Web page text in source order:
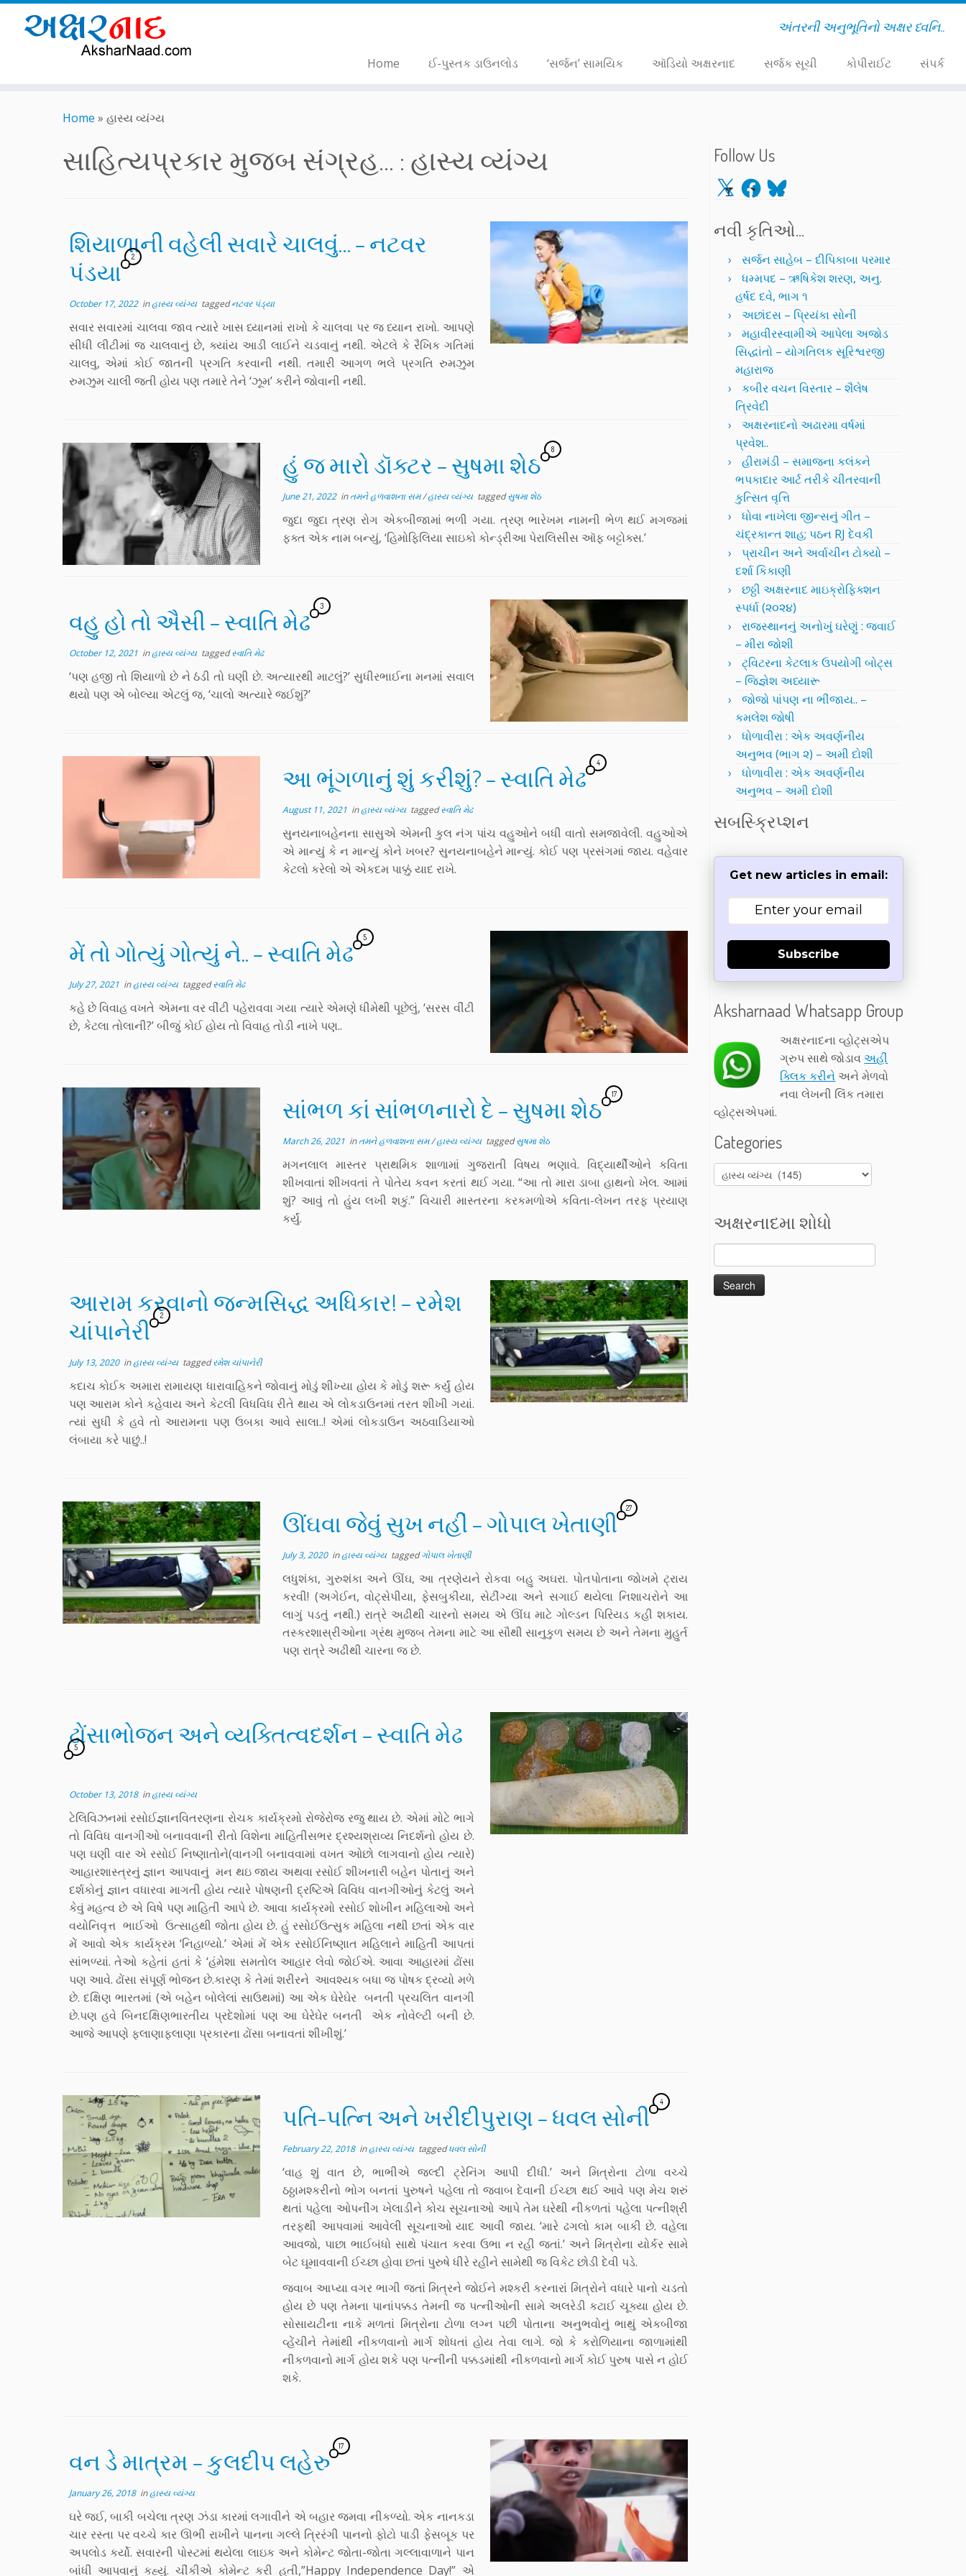
અંતરની અનુભૂતિનો અક્ષર ધ્વનિ..
Home ઈ-પુસ્તક ડાઉનલોડ ‘સર્જન’ સામયિક ઑડિયો અક્ષરનાદ સર્જક સૂચી કોપીરાઈટ સંપર્ક
Home » હાસ્ય વ્યંગ્ય
સાહિત્યપ્રકાર મુજબ સંગ્રહ... : હાસ્ય વ્યંગ્ય
શિયાળાની વહેલી સવારે ચાલવું… – નટવર
પંડયા
2
October 17, 2022inહાસ્ય વ્યંગ્ય taggedનટવર પંડ્યા
સવાર સવારમાં ચાલવા જાવ ત્યારે ખાસ ધ્યાનમાં રાખો કે ચાલવા પર જ ધ્યાન રાખો. આપણે
સીધી લીટીમાં જ ચાલવાનું છે, ક્યાંય આડી લાઈને ચડવાનું નથી. એટલે કે રૈખિક ગતિમાં
ચાલવુ, એમાં કોઈ જાતની પ્રગતિ કરવાની નથી. તમારી આગળ ભલે પ્રગતિ રુમઝુમ
રુમઝુમ ચાલી જતી હોય પણ તમારે તેને ‘ઝૂમ’ કરીને જોવાની નથી.
હું જ મારો ડૉક્ટર – સુષમા શેઠ
8
June 21, 2022inતમને હળવાશના સમ/હાસ્ય વ્યંગ્ય taggedસુષમા શેઠ
જુદા જુદા ત્રણ રોગ એકબીજામાં ભળી ગયા. ત્રણ ભારેખમ નામની ભેળ થઈ મગજમાં
ફક્ત એક નામ બન્યું, ‘હિમોફિલિયા સાઇકો કોન્ડ્રીઆ પેરાલિસીસ ઑફ બટ્ટોક્સ.’
વહુ હો તો ઐસી – સ્વાતિ મેઢ
3
October 12, 2021inહાસ્ય વ્યંગ્ય taggedસ્વાતિ મેઢ
‘પણ હજી તો શિયાળો છે ને ઠંડી તો ઘણી છે. અત્યારથી માટલું?’ સુધીરભાઈના મનમાં સવાલ
થયો પણ એ બોલ્યા એટલું જ, ‘ચાલો અત્યારે જઈશું?’
આ ભૂંગળાનું શું કરીશું? – સ્વાતિ મેઢ
4
August 11, 2021 inહાસ્ય વ્યંગ્ય taggedસ્વાતિ મેઢ
સુનયનાબહેનના સાસુએ એમની કુલ નંગ પાંચ વહુઓને બધી વાતો સમજાવેલી. વહુઓએ
એ માન્યું કે ન માન્યું કોને ખબર? સુનયનાબહેને માન્યું. કોઈ પણ પ્રસંગમાં જાય. વહેવાર
કેટલો કરેલો એ એકદમ પાક્કું યાદ રાખે.
મેં તો ગોત્યું ગોત્યું ને.. – સ્વાતિ મેઢ
5
July 27, 2021inહાસ્ય વ્યંગ્ય taggedસ્વાતિ મેઢ
કહે છે વિવાહ વખતે એમના વર વીંટી પહેરાવવા ગયા ત્યારે એમણે ધીમેથી પૂછેલું, ‘સરસ વીંટી
છે, કેટલા તોલાની?’ બીજું કોઈ હોય તો વિવાહ તોડી નાખે પણ..
સાંભળ કાં સાંભળનારો દે – સુષમા શેઠ
17
March 26, 2021 inતમને હળવાશના સમ/હાસ્ય વ્યંગ્ય taggedસુષમા શેઠ
મગનલાલ માસ્તર પ્રાથમિક શાળામાં ગુજરાતી વિષય ભણાવે. વિદ્યાર્થીઓને કવિતા
શીખવાતાં શીખવતાં તે પોતેય કવન કરતાં થઈ ગયા. “આ તો મારા ડાબા હાથનો ખેલ. આમાં
શું? આવું તો હુંય લખી શકું.” વિચારી માસ્તરના કરકમળોએ કવિતા-લેખન તરફ પ્રયાણ
કર્યું.
આરામ કરવાનો જન્મસિદ્ધ અધિકાર! – રમેશ
ચાંપાનેરી
2
July 13, 2020inહાસ્ય વ્યંગ્ય taggedરમેશ ચાંપાનેરી
કદાચ કોઈક અમારા રામાયણ ધારાવાહિકને જોવાનું મોડું શીખ્યા હોય કે મોડું શરૂ કર્યું હોય
પણ આરામ કોને કહેવાય અને કેટલી વિધવિધ રીતે થાય એ લોકડાઉનમાં તરત શીખી ગયાં.
ત્યાં સુધી કે હવે તો આરામના પણ ઉબકા આવે સાલા..! એમાં લોકડાઉન અઠવાડિયાઓ
લંબાયા કરે પાછું..!
ઊંઘવા જેવું સુખ નહીં – ગોપાલ ખેતાણી
27
July 3, 2020inહાસ્ય વ્યંગ્ય taggedગોપાલ ખેતાણી
લધુશંકા, ગુરુશંકા અને ઊંઘ, આ ત્રણેયને રોકવા બહુ અઘરા. પોતપોતાના જોખમે ટ્રાય
કરવી! (અગેઈન, વોટ્સેપીયા, ફેસબુકીયા, સેટીંગ્યા અને સગાઈ થયેલા નિશાચરોને આ
લાગું પડતું નથી.) રાત્રે અઢીથી ચારનો સમય એ ઊંઘ માટે ગોલ્ડન પિરિયડ કહી શકાય.
તસ્કરશાસ્રીઓના ગ્રંથ મુજબ તેમના માટે આ સૌથી સાનુકુળ સમય છે અને તેમના મુહુર્ત
પણ રાત્રે અઢીથી ચારના જ છે.
ઢોંસાભોજન અને વ્યક્તિત્વદર્શન – સ્વાતિ મેઢ
5
October 13, 2018inહાસ્ય વ્યંગ્ય
ટેલિવિઝનમાં રસોઈજ્ઞાનવિતરણના રોચક કાર્યક્રમો રોજેરોજ રજુ થાય છે. એમાં મોટે ભાગે
તો વિવિધ વાનગીઓ બનાવવાની રીતો વિશેના માહિતીસભર દ્રશ્યશ્રાવ્ય નિદર્શનો હોય છે.
પણ ઘણી વાર એ રસોઈ નિષ્ણાતોને(વાનગી બનાવવામાં વખત ઓછો લાગવાનો હોય ત્યારે)
આહારશાસ્ત્રનું જ્ઞાન આપવાનું મન થઇ જાય અથવા રસોઈ શીખનારી બહેન પોતાનું અને
દર્શકોનું જ્ઞાન વધારવા માગતી હોય ત્યારે પોષણની દ્રષ્ટિએ વિવિધ વાનગીઓનું કેટલું અને
કેવું મહત્વ છે એ વિષે પણ માહિતી આપે છે. આવા કાર્યક્રમો રસોઈ શોખીન મહિલાઓ અને
વયોનિવૃત્ત ભાઈઓ ઉત્સાહથી જોતા હોય છે. હું રસોઈઉત્સુક મહિલા નથી છતાં એક વાર
મેં આવો એક કાર્યક્રમ ‘નિહાળ્યો.’ એમાં મેં એક રસોઈનિષ્ણાત મહિલાને માહિતી આપતાં
સાંભળ્યાં. તેઓ કહેતાં હતાં કે ‘હંમેશા સમતોલ આહાર લેવો જોઈએ. આવા આહારમાં ઢોંસા
પણ આવે. ઢોંસા સંપૂર્ણ ભોજન છે.કારણ કે તેમાં શરીરને આવશ્યક બધા જ પોષક દ્રવ્યો મળે
છે. દક્ષિણ ભારતમાં (એ બહેન બોલેલાં સાઉથમાં) આ એક ઘેરેઘેર બનતી પ્રચલિત વાનગી
છે.પણ હવે બિનદક્ષિણભારતીય પ્રદેશોમાં પણ આ ઘેરેઘેર બનતી એક નોવેલ્ટી બની છે.
આજે આપણે ફલાણાફલાણા પ્રકારના ઢોંસા બનાવતાં શીખીશું.’
પતિ-પત્નિ અને ખરીદીપુરાણ – ધવલ સોની
4
February 22, 2018inહાસ્ય વ્યંગ્ય taggedધવલ સોની
‘વાહ શું વાત છે, ભાભીએ જલ્દી ટ્રેનિંગ આપી દીધી.’ અને મિત્રોના ટોળા વચ્ચે
ઠઠ્ઠામશ્કરીનો ભોગ બનતાં પુરુષને પહેલા તો જવાબ દેવાની ઈચ્છા થઈ આવે પણ મેચ શરું
થતાં પહેલા ઓપનીંગ ખેલાડીને કોચ સૂચનાઓ આપે તેમ ઘરેથી નીકળતાં પહેલા પત્નીશ્રી
તરફથી આપવામાં આવેલી સૂચનાઓ યાદ આવી જાય. ‘મારે ઢગલો કામ બાકી છે. વહેલા
આવજો, પાછા ભાઈબંધો સાથે પંચાત કરવા ઉભા ન રહી જતાં.’ અને મિત્રોના યોર્કર સામે
બેટ ઘૂમાવવાની ઈચ્છા હોવા છતાં પુરુષે ધીરે રહીને સામેથી જ વિકેટ છોડી દેવી પડે.
જવાબ આપ્યા વગર ભાગી જતાં મિત્રને જોઈને મશ્કરી કરનારાં મિત્રોને વધારે પાનો ચડતો
હોય છે પણ તેમના પાનાંપક્કડ તેમની જ પત્નીઓની સામે અલરેડી કટાઈ ચૂક્યા હોય છે.
સોસાયટીના નાકે મળતાં મિત્રોના ટોળા લગ્ન પછી પોતાના અનુભવોનું ભાથું એકબીજા
વ્હેંચીને તેમાંથી નીકળવાનો માર્ગ શોધતાં હોય તેવા લાગે. જો કે કરોળિયાના જાળામાંથી
નીકળવાનો માર્ગ હોય શકે પણ પત્નીની પક્કડમાંથી નીકળવાનો માર્ગ કોઈ પુરુષ પાસે ન હોઈ
શકે.
વન ડે માત્રમ – કુલદીપ લહેરુ
17
January 26, 2018inહાસ્ય વ્યંગ્ય
ઘરે જઈ, બાકી બચેલા ત્રણ ઝંડા કારમાં લગાવીને એ બહાર જમવા નીકળ્યો. એક નાનકડા
ચાર રસ્તા પર વચ્ચે કાર ઊભી રાખીને પાનના ગલ્લે ત્રિરંગી પાનનો ફોટો પાડી ફેસબૂક પર
અપલોડ કર્યો. સવારની પોસ્ટમાં થયેલા લાઇક અને કોમેન્ટ જોતા-જોતા ગલ્લાવાળાને પાન
બાંધી આપવાનું કહ્યું. ચીંકીએ કોમેન્ટ કરી હતી,”Happy Independence Day!” એ
Follow Us
X Facebook
Bluesky
નવી કૃતિઓ…
સર્જન સાહેબ – દીપિકાબા પરમાર
ધમ્મપદ – ઋષિકેશ શરણ, અનુ.
હર્ષદ દવે, ભાગ ૧
અછાંદસ – પ્રિયંકા સોની
મહાવીરસ્વામીએ આપેલા અજોડ
સિદ્ધાંતો – યોગતિલક સૂરિશ્વરજી
મહારાજ
કબીર વચન વિસ્તાર – શૈલેષ
ત્રિવેદી
અક્ષરનાદનો અઢારમા વર્ષમાં
પ્રવેશ..
હીરામંડી – સમાજના કલંકને
ભપકાદાર આર્ટ તરીકે ચીતરવાની
કુત્સિત વૃત્તિ
ધોવા નાખેલા જીન્સનું ગીત –
ચંદ્રકાન્ત શાહ; પઠન RJ દેવકી
પ્રાચીન અને અર્વાચીન ટોક્યો –
દર્શા કિકાણી
છઠ્ઠી અક્ષરનાદ માઇક્રોફિક્શન
સ્પર્ધા (૨૦૨૪)
રાજસ્થાનનું અનોખું ઘરેણું : જવાઈ
– મીરા જોશી
ટ્વિટરના કેટલાક ઉપયોગી બોટ્સ
– જિજ્ઞેશ અધ્યારૂ
જોજો પાંપણ ના ભીંજાય.. –
કમલેશ જોષી
ધોળાવીરા : એક અવર્ણનીય
અનુભવ (ભાગ ૨) – અમી દોશી
ધોળાવીરા : એક અવર્ણનીય
અનુભવ – અમી દોશી
સબસ્ક્રિપ્શન
Get new articles in email:
Subscribe
Aksharnaad Whatsapp Group
અક્ષરનાદના વ્હોટ્સએપ
ગ્રુપ સાથે જોડાવઅહીં
ક્લિક કરીને અને મેળવો
નવા લેખની લિંક તમારા
વ્હોટ્સએપમાં.
Categories
Categories
અક્ષરનાદમા શોધો